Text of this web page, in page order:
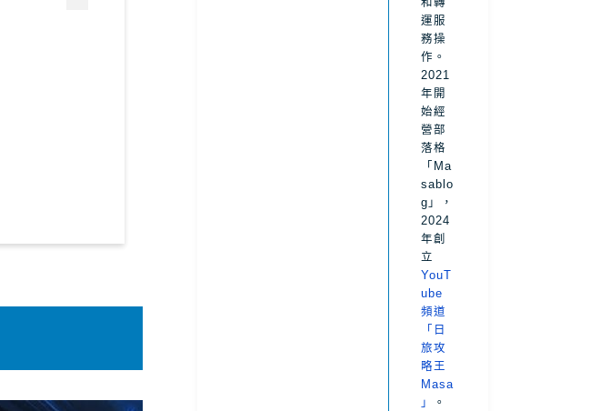
和轉
運服
務操
作。
2021
年開
始經
營部
落格
「Ma
sablo
g」，
2024
年創
立
YouT
ube
頻道
「日
旅攻
略王
Masa
」
。